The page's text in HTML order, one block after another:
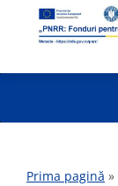
Prima pagină »